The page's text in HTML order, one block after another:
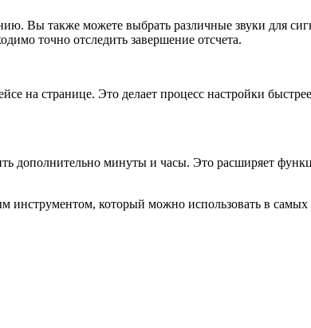
Вы также можете выбрать различные звуки для
точно отследить завершение отсчета.
на странице. Это делает процесс настройки
дополнительно минуты и часы. Это расширяет
который можно использовать в самых